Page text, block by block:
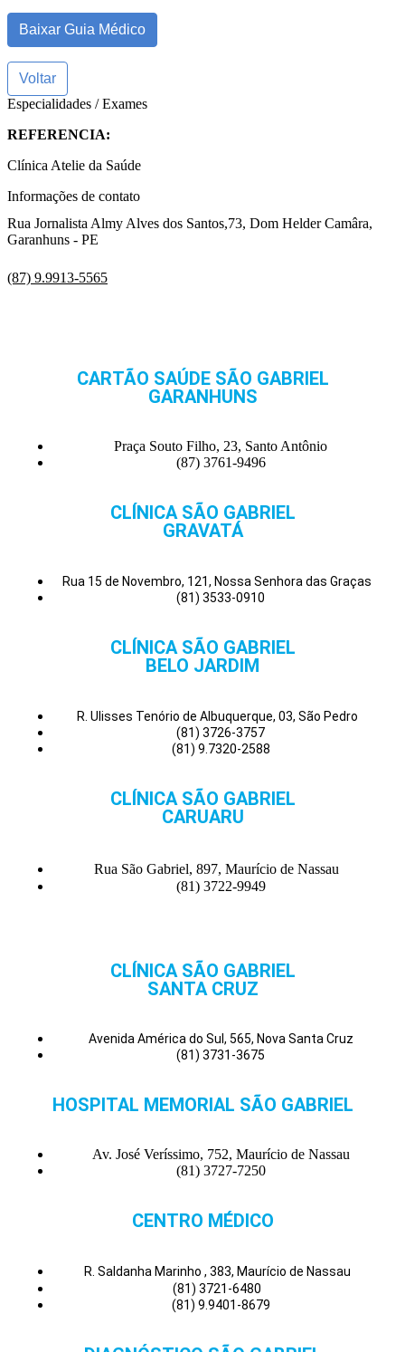
Baixar Guia Médico
Voltar
Especialidades / Exames
REFERENCIA:
Clínica Atelie da Saúde
Informações de contato
Rua Jornalista Almy Alves dos Santos,73, Dom Helder Camâra,
Garanhuns - PE
(87) 9.9913-5565
CARTÃO SAÚDE SÃO GABRIEL
GARANHUNS
Praça Souto Filho, 23, Santo Antônio
(87) 3761-9496
CLÍNICA SÃO GABRIEL
GRAVATÁ
Rua 15 de Novembro, 121, Nossa Senhora das Graças
(81) 3533-0910
CLÍNICA SÃO GABRIEL
BELO JARDIM
R. Ulisses Tenório de Albuquerque, 03, São Pedro
(81) 3726-3757
(81) 9.7320-2588
CLÍNICA SÃO GABRIEL
CARUARU
Rua São Gabriel, 897, Maurício de Nassau
(81) 3722-9949
CLÍNICA SÃO GABRIEL
SANTA CRUZ
Avenida América do Sul, 565, Nova Santa Cruz
(81) 3731-3675
HOSPITAL MEMORIAL SÃO GABRIEL
Av. José Veríssimo, 752, Maurício de Nassau
(81) 3727-7250
CENTRO MÉDICO
R. Saldanha Marinho , 383, Maurício de Nassau
(81) 3721-6480
(81) 9.9401-8679